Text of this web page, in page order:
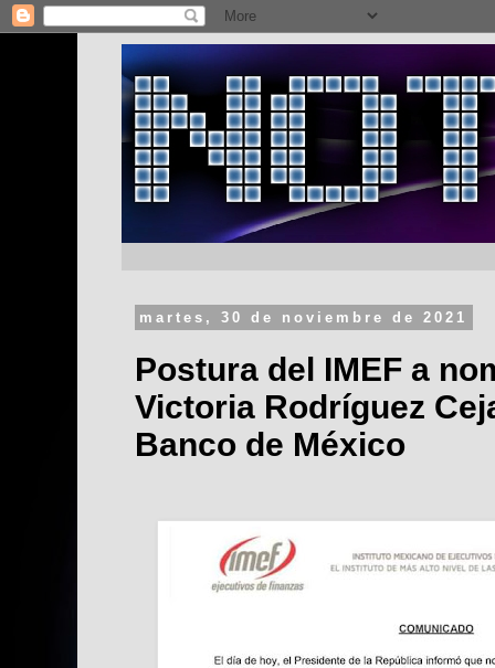
martes, 30 de noviembre de 2021
Postura del IMEF a
Victoria Rodríguez
Banco de México